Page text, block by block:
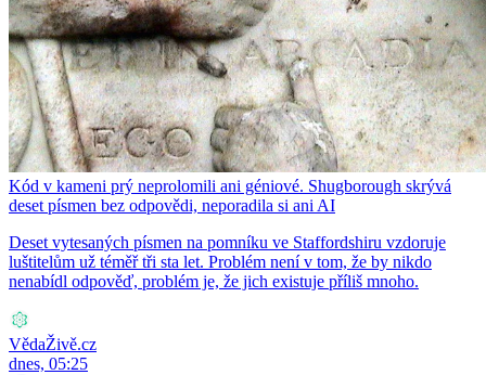
Kód v kameni prý neprolomili ani géniové. Shugborough skrývá
deset písmen bez odpovědi, neporadila si ani AI
Deset vytesaných písmen na pomníku ve Staffordshiru vzdoruje
luštitelům už téměř tři sta let. Problém není v tom, že by nikdo
nenabídl odpověď, problém je, že jich existuje příliš mnoho.
VědaŽivě.cz
dnes, 05:25